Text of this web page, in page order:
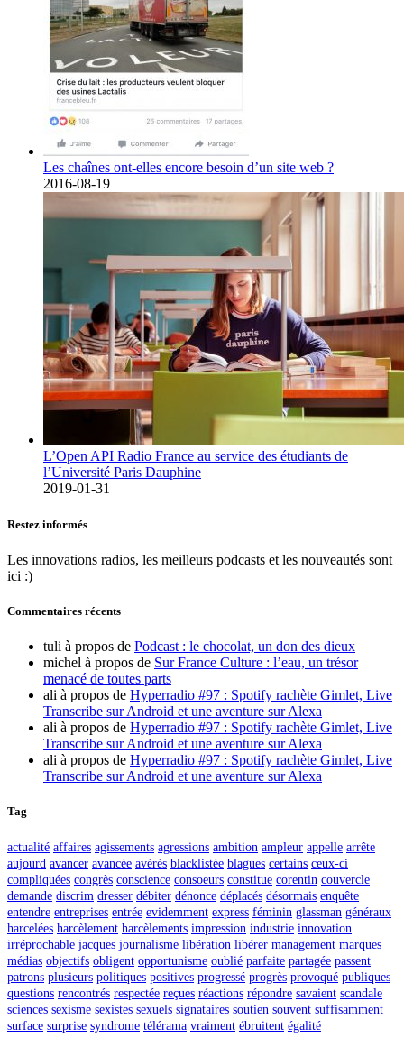
Les chaînes ont-elles encore besoin d’un site web ?
2016-08-19
L’Open API Radio France au service des étudiants de
l’Université Paris Dauphine
2019-01-31
Restez informés
Les innovations radios, les meilleurs podcasts et les nouveautés sont
ici :)
Commentaires récents
tuli à propos de Podcast : le chocolat, un don des dieux
michel à propos de Sur France Culture : l’eau, un trésor
menacé de toutes parts
ali à propos de Hyperradio #97 : Spotify rachète Gimlet, Live
Transcribe sur Android et une aventure sur Alexa
ali à propos de Hyperradio #97 : Spotify rachète Gimlet, Live
Transcribe sur Android et une aventure sur Alexa
ali à propos de Hyperradio #97 : Spotify rachète Gimlet, Live
Transcribe sur Android et une aventure sur Alexa
Tag
actualité affaires agissements agressions ambition ampleur appelle arrête
aujourd avancer avancée avérés blacklistée blagues certains ceux-ci
compliquées congrès conscience consoeurs constitue corentin couvercle
demande discrim dresser débiter dénonce déplacés désormais enquête
entendre entreprises entrée evidemment express féminin glassman généraux
harcelées harcèlement harcèlements impression industrie innovation
irréprochable jacques journalisme libération libérer management marques
médias objectifs obligent opportunisme oublié parfaite partagée passent
patrons plusieurs politiques positives progressé progrès provoqué publiques
questions rencontrés respectée reçues réactions répondre savaient scandale
sciences sexisme sexistes sexuels signataires soutien souvent suffisamment
surface surprise syndrome télérama vraiment ébruitent égalité